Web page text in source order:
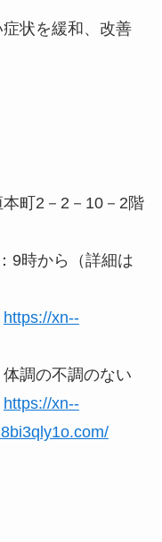
状を緩和、改善
町2－2－10－2階
9時から（詳細は
https://xn--
調の不調のない
https://xn--